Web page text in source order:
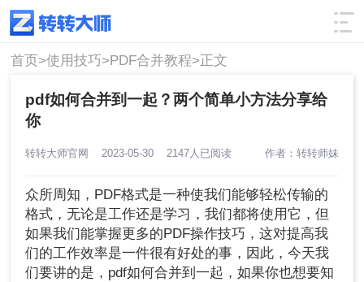
使用技巧 筛选
首页>使用技巧>PDF合并教程>正文
pdf如何合并到一起？两个简单小方法分享给
你
转转大师官网 2023-05-30 2147人已阅读 作者：转转师妹
众所周知，PDF格式是一种使我们能够轻松传输的
格式，无论是工作还是学习，我们都将使用它，但
如果我们能掌握更多的PDF操作技巧，这对提高我
们的工作效率是一件很有好处的事，因此，今天我
们要讲的是，pdf如何合并到一起，如果你也想要知